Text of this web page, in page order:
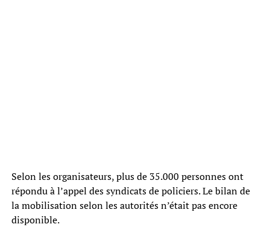
Selon les organisateurs, plus de 35.000 personnes ont
répondu à l’appel des syndicats de policiers. Le bilan de
la mobilisation selon les autorités n’était pas encore
disponible.